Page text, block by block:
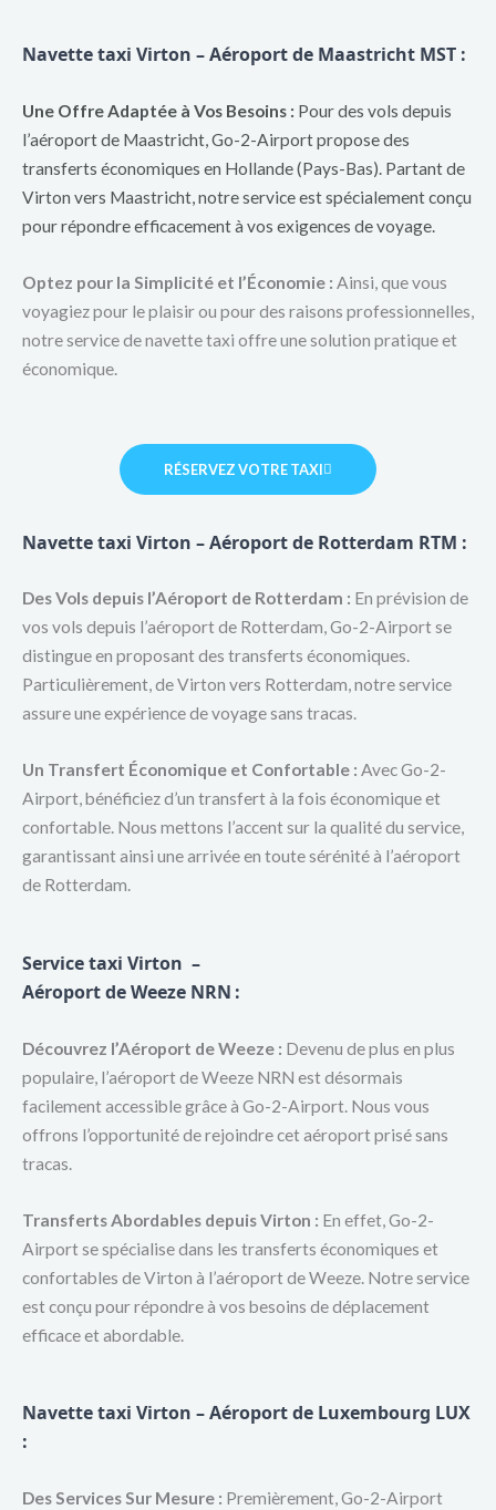
Navette taxi Virton – Aéroport de Maastricht MST :
Une Offre Adaptée à Vos Besoins : Pour des vols depuis
l’aéroport de Maastricht, Go-2-Airport propose des
transferts économiques en Hollande (Pays-Bas). Partant de
Virton vers Maastricht, notre service est spécialement conçu
pour répondre efficacement à vos exigences de voyage.
Optez pour la Simplicité et l’Économie : Ainsi, que vous
voyagiez pour le plaisir ou pour des raisons professionnelles,
notre service de navette taxi offre une solution pratique et
économique.
RÉSERVEZ VOTRE TAXI
Navette taxi Virton – Aéroport de Rotterdam RTM :
Des Vols depuis l’Aéroport de Rotterdam : En prévision de
vos vols depuis l’aéroport de Rotterdam, Go-2-Airport se
distingue en proposant des transferts économiques.
Particulièrement, de Virton vers Rotterdam, notre service
assure une expérience de voyage sans tracas.
Un Transfert Économique et Confortable : Avec Go-2-
Airport, bénéficiez d’un transfert à la fois économique et
confortable. Nous mettons l’accent sur la qualité du service,
garantissant ainsi une arrivée en toute sérénité à l’aéroport
de Rotterdam.
Service taxi Virton –
Aéroport de Weeze NRN :
Découvrez l’Aéroport de Weeze : Devenu de plus en plus
populaire, l’aéroport de Weeze NRN est désormais
facilement accessible grâce à Go-2-Airport. Nous vous
offrons l’opportunité de rejoindre cet aéroport prisé sans
tracas.
Transferts Abordables depuis Virton : En effet, Go-2-
Airport se spécialise dans les transferts économiques et
confortables de Virton à l’aéroport de Weeze. Notre service
est conçu pour répondre à vos besoins de déplacement
efficace et abordable.
Navette taxi Virton – Aéroport de Luxembourg LUX
:
Des Services Sur Mesure : Premièrement, Go-2-Airport